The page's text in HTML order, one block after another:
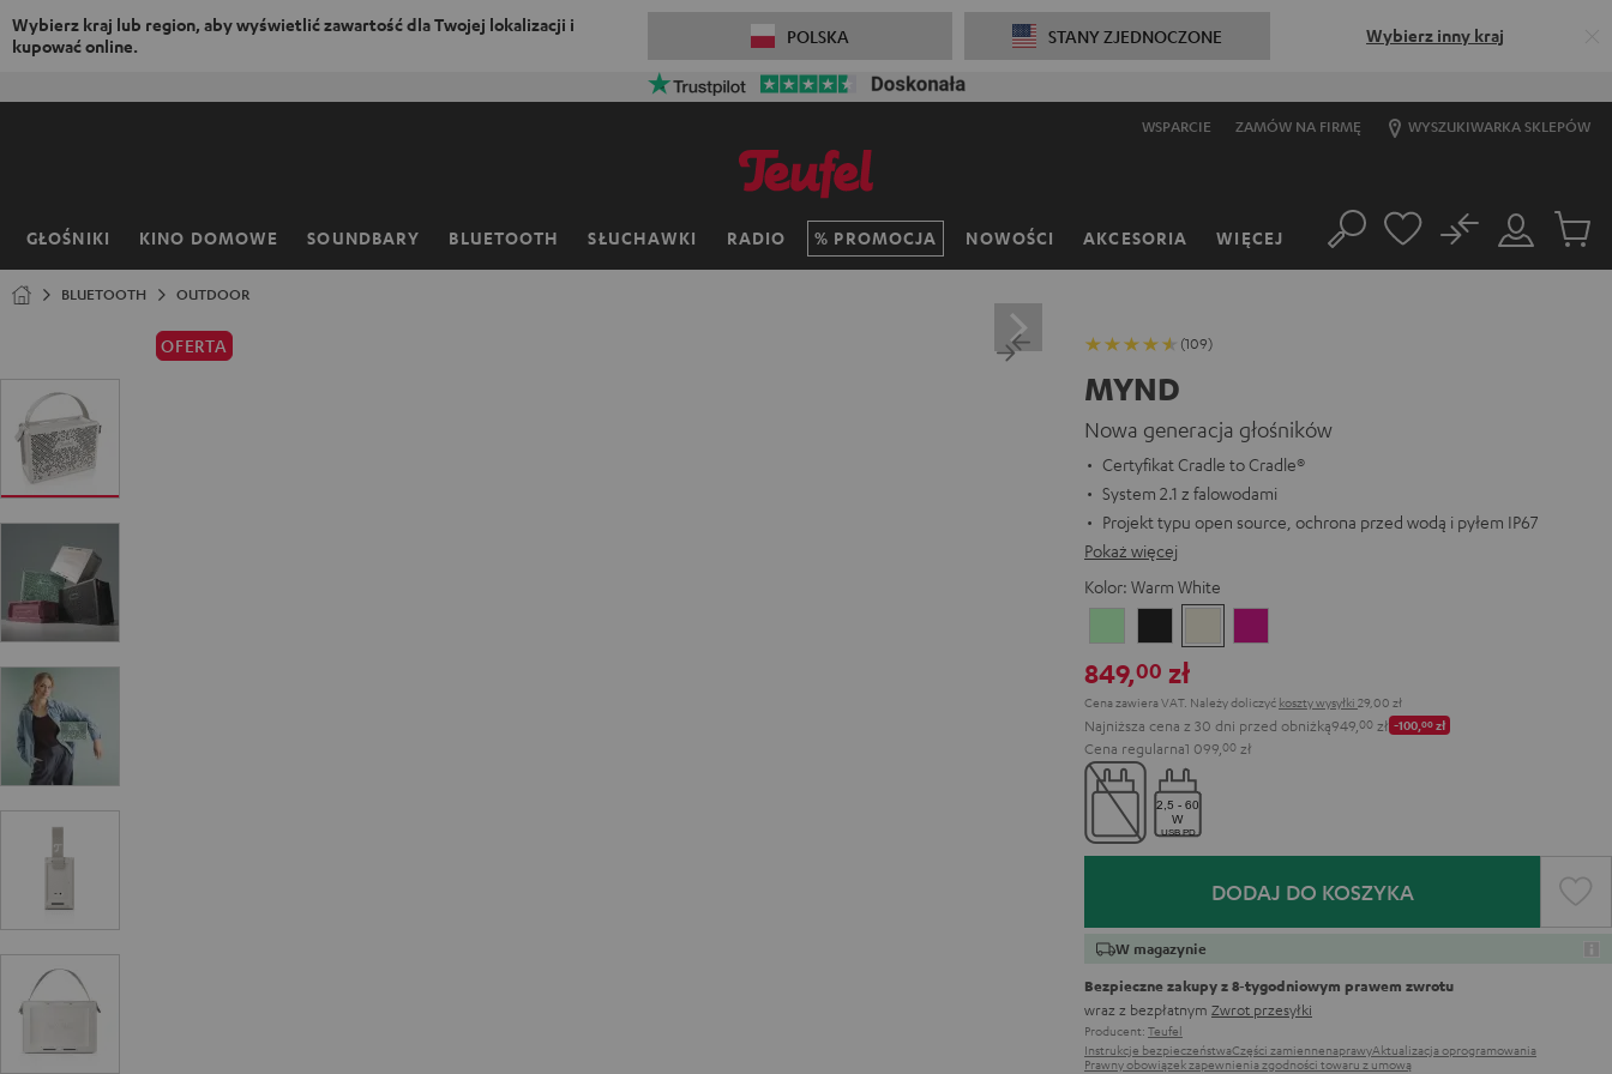
Wybierz kraj lub region, aby wyświetlić zawartość dla Twojej lokalizacji i
kupować online.
POLSKA STANY ZJEDNOCZONE Wybierz inny kraj
WSPARCIE ZAMÓW NA FIRMĘ WYSZUKIWARKA SKLEPÓW
GŁOŚNIKI KINO DOMOWE SOUNDBARY BLUETOOTH SŁUCHAWKI RADIO PROMOCJA NOWOŚCI AKCESORIA WIĘCEJ
Strona
Szukaj
Moje
konto
No
BLUETOOTH OUTDOOR
OFERTA (109)
MYND
Nowa generacja głośników
Certyfikat Cradle to Cradle®
System 2.1 z falowodami
Projekt typu open source, ochrona przed wodą i pyłem IP67
Pokaż więcej
Kolor: Warm White
Mint
Black White
849,00 zł
Cena zawiera VAT. Należy doliczyć koszty wysyłki 29,00 zł
Najniższa cena z 30 dni przed obniżką949, 00 zł -100,00zł
Cena regularna1 099, 00 zł
DODAJ DO KOSZYKA
W magazynie
Bezpieczne zakupy z 8‑tygodniowym prawem zwrotu
wraz z bezpłatnym Zwrot przesyłki
Producent: Teufel
Instrukcje bezpieczeństwaCzęści zamiennenaprawyAktualizacja oprogramowania
Prawny obowiązek zapewnienia zgodności towaru z umową